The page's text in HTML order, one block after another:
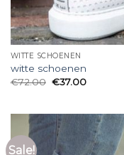
WITTE SCHOENEN
witte schoenen
€72.00 €37.00
Sale!